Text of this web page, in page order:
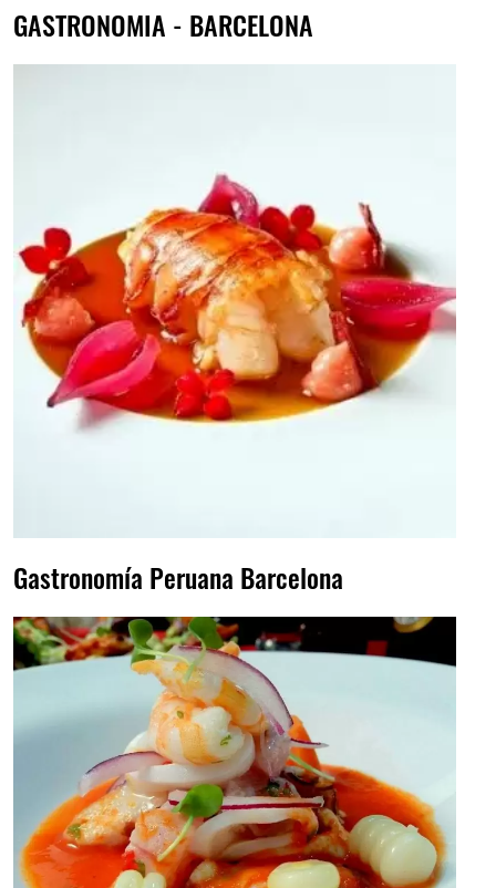
GASTRONOMIA - BARCELONA
Gastronomía Peruana Barcelona